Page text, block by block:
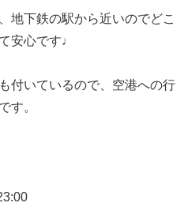
地下鉄の駅から近いのでどこ
安心です♩
付いているので、空港への行
す。